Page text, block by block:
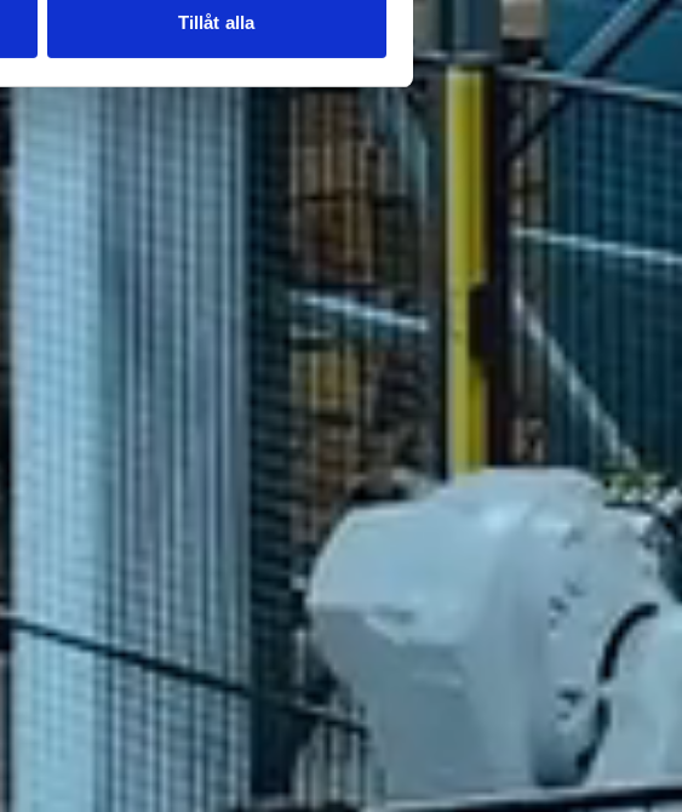
Tillåt alla